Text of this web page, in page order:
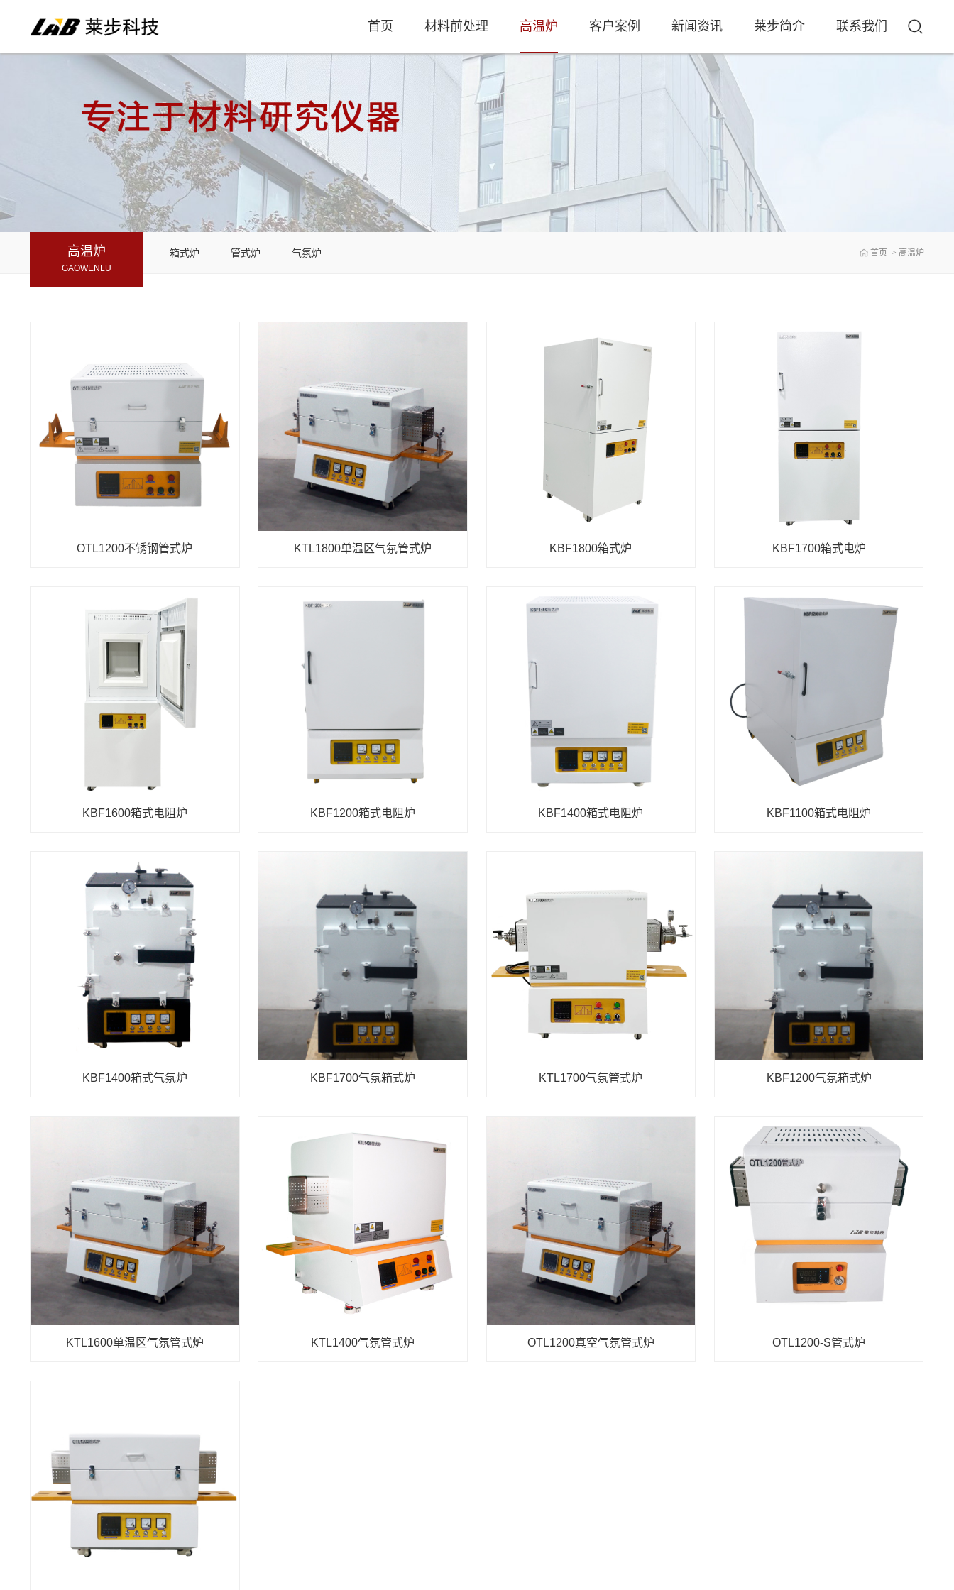
首页 材料前处理 高温炉 客户案例 新闻资讯 莱步简介 联系我们
首页 > 高温炉
高温炉
GAOWENLU
箱式炉 管式炉 气氛炉
OTL1200不锈钢管式炉 KTL1800单温区气氛管式炉 KBF1800箱式炉 KBF1700箱式电炉
KBF1600箱式电阻炉 KBF1200箱式电阻炉 KBF1400箱式电阻炉 KBF1100箱式电阻炉
KBF1400箱式气氛炉 KBF1700气氛箱式炉 KTL1700气氛管式炉 KBF1200气氛箱式炉
KTL1600单温区气氛管式炉 KTL1400气氛管式炉 OTL1200真空气氛管式炉 OTL1200-S管式炉